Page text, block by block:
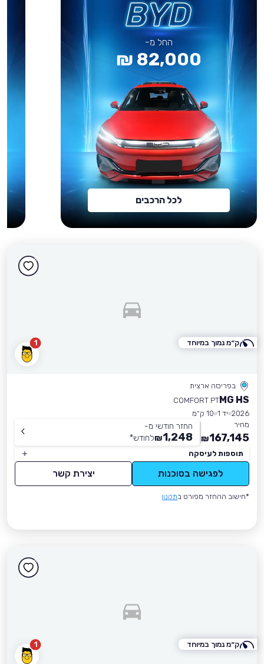
החל מ-
82,000 ₪
לכל הרכבים
1
בפריסה ארצית
MG HS
COMFORT PT
2026 יד 1
10 ק״מ
מחיר
167,145
₪
החזר חודשי מ-
1,248
₪לחודש*
תוספות לעיסקה
לפגישה בסוכנות יצירת קשר
*חישוב ההחזר מפורט בתקנון
ק״מ נמוך במיוחד
1 ק״מ נמוך במיוחד